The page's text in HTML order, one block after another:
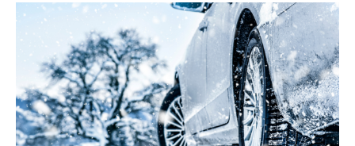
Todo
lo
que
debes
saber
sobre
los
neumáticos
de
invierno